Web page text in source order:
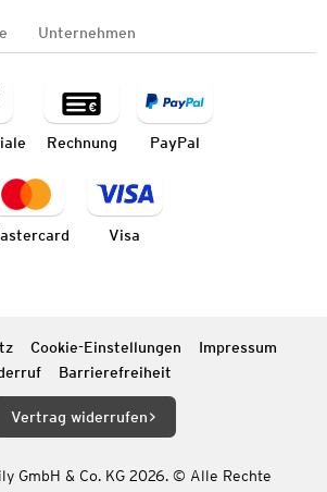
Unternehmen
Rechnung PayPal
Visa
Cookie-Einstellungen
Impressum
Barrierefreiheit
Vertrag widerrufen
GmbH & Co. KG 2026. © Alle Rechte